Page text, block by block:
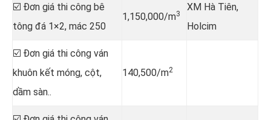
☑️ Đơn giá thi công bê
tông đá 1×2, mác 250
1,150,000/m3
XM Hà Tiên,
Holcim
☑️ Đơn giá thi công ván
khuôn kết móng, cột,
dầm sàn..
140,500/m2